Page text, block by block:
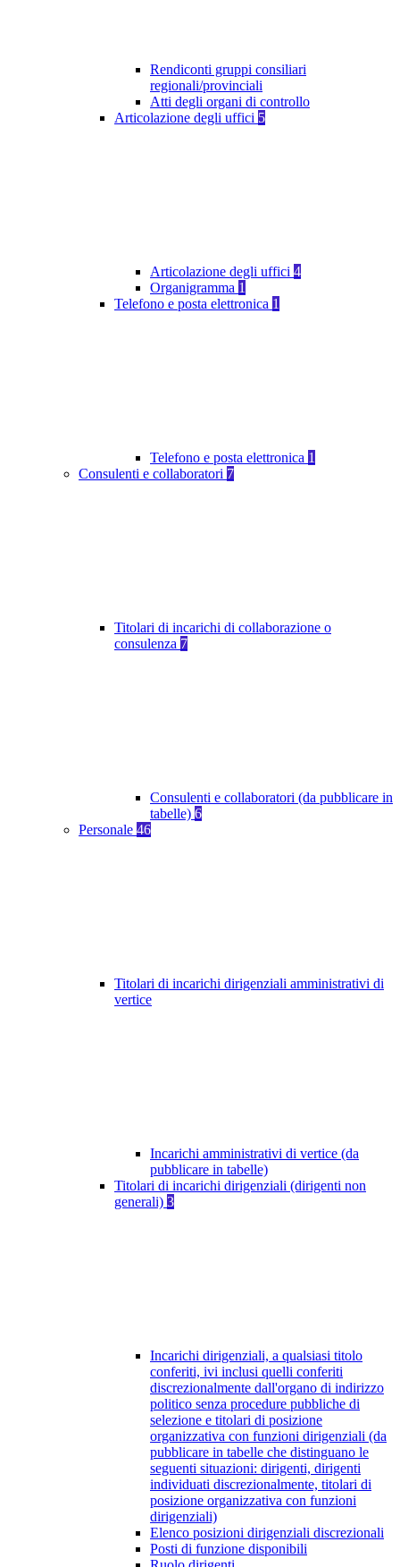
Rendiconti gruppi consiliari
regionali/provinciali
Atti degli organi di controllo
Articolazione degli uffici 5
Articolazione degli uffici 4
Organigramma 1
Telefono e posta elettronica 1
Telefono e posta elettronica 1
Consulenti e collaboratori 7
Titolari di incarichi di collaborazione o
consulenza 7
Consulenti e collaboratori (da pubblicare in
tabelle) 6
Personale 46
Titolari di incarichi dirigenziali amministrativi di
vertice
Incarichi amministrativi di vertice (da
pubblicare in tabelle)
Titolari di incarichi dirigenziali (dirigenti non
generali) 3
Incarichi dirigenziali, a qualsiasi titolo
conferiti, ivi inclusi quelli conferiti
discrezionalmente dall'organo di indirizzo
politico senza procedure pubbliche di
selezione e titolari di posizione
organizzativa con funzioni dirigenziali (da
pubblicare in tabelle che distinguano le
seguenti situazioni: dirigenti, dirigenti
individuati discrezionalmente, titolari di
posizione organizzativa con funzioni
dirigenziali)
Elenco posizioni dirigenziali discrezionali
Posti di funzione disponibili